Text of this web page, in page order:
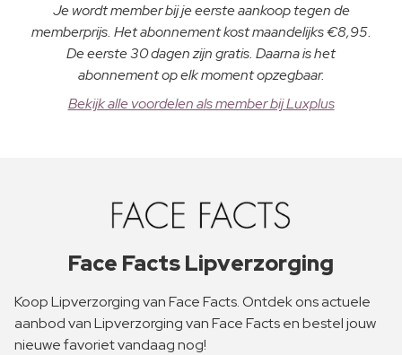
Je wordt member bij je eerste aankoop tegen de
memberprijs. Het abonnement kost maandelijks €8,95.
De eerste 30 dagen zijn gratis. Daarna is het
abonnement op elk moment opzegbaar.
Bekijk alle voordelen als member bij Luxplus
Face Facts Lipverzorging
Koop Lipverzorging van Face Facts. Ontdek ons actuele
aanbod van Lipverzorging van Face Facts en bestel jouw
nieuwe favoriet vandaag nog!